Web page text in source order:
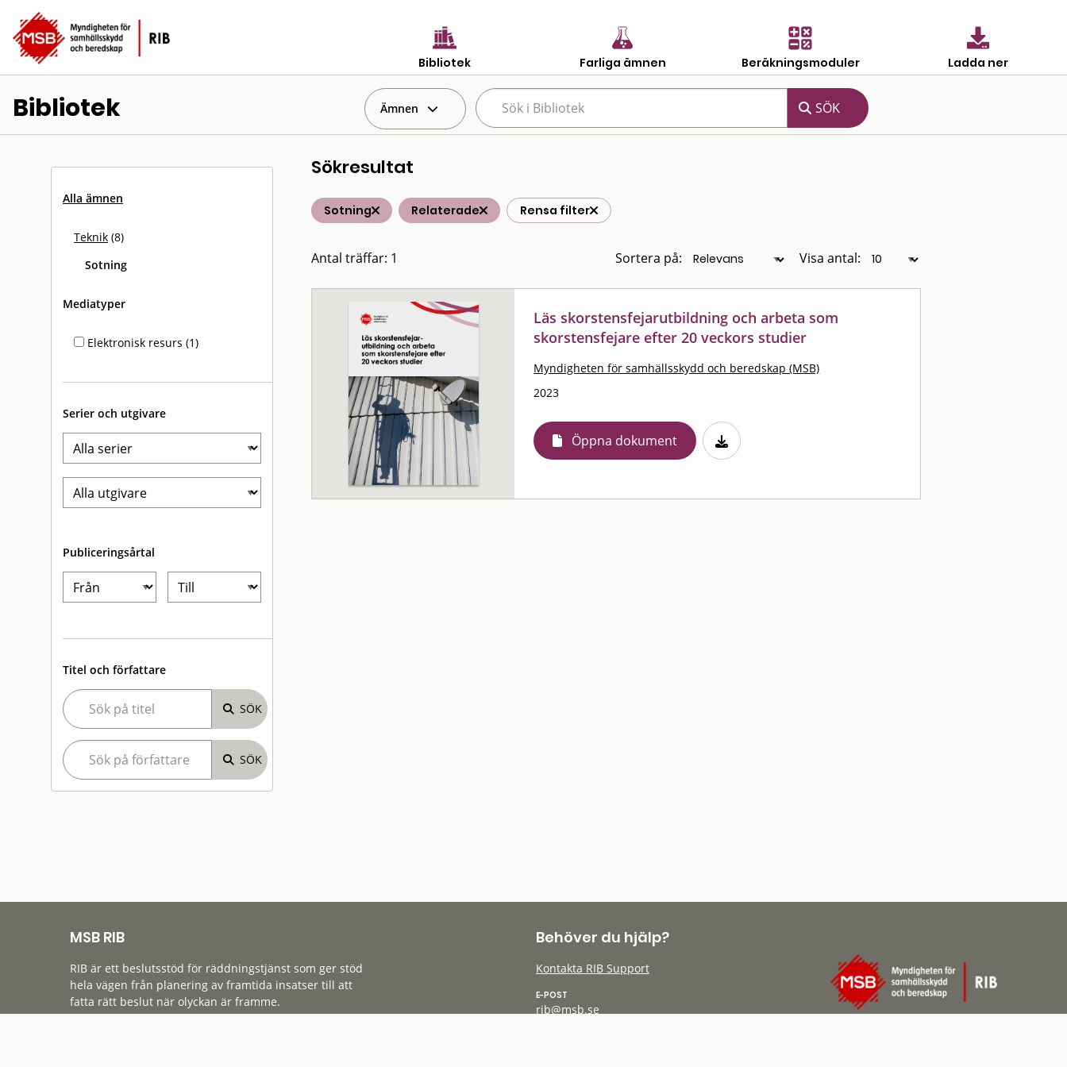
Bibliotek Farliga ämnen Beräkningsmoduler Ladda ner
Bibliotek Ämnen
Alla ämnen
Teknik (8)
Sotning
Mediatyper
Elektronisk resurs (1)
Serier och utgivare
Publiceringsårtal
Titel och författare
Sökresultat
Sotning Relaterade Rensa filter
Antal träffar: 1 Sortera på: Visa antal:
Läs skorstensfejarutbildning och arbeta som
skorstensfejare efter 20 veckors studier
Myndigheten för samhällsskydd och beredskap (MSB)
2023
Öppna dokument
MSB RIB
RIB är ett beslutsstöd för räddningstjänst som ger stöd
hela vägen från planering av framtida insatser till att
fatta rätt beslut när olyckan är framme.
Behöver du hjälp?
Kontakta RIB Support
E-POST
rib@msb.se